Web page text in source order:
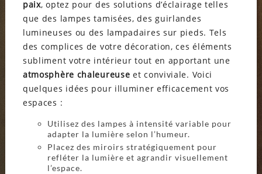
paix, optez pour des solutions d’éclairage telles
que des lampes tamisées, des guirlandes
lumineuses ou des lampadaires sur pieds. Tels
des complices de votre décoration, ces éléments
subliment votre intérieur tout en apportant une
atmosphère chaleureuse et conviviale. Voici
quelques idées pour illuminer efficacement vos
espaces :
Utilisez des lampes à intensité variable pour
adapter la lumière selon l’humeur.
Placez des miroirs stratégiquement pour
refléter la lumière et agrandir visuellement
l’espace.